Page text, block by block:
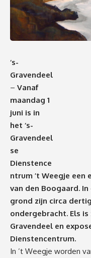
‘s-
Gravendeel
– Vanaf
maandag 1
juni is in
het ‘s-
Gravendeel
se
Dienstence
ntrum ’t Weegje een
van den Boogaard.
grond zijn circa
ondergebracht. Els
Gravendeel en
Dienstencentrum.
In ’t Weegje worden